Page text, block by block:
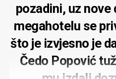
pozadini, uz nove
megahotelu se
što je izvjesno je
Čedo Popović